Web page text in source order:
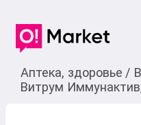
Аптека, здоровье /
Витрум